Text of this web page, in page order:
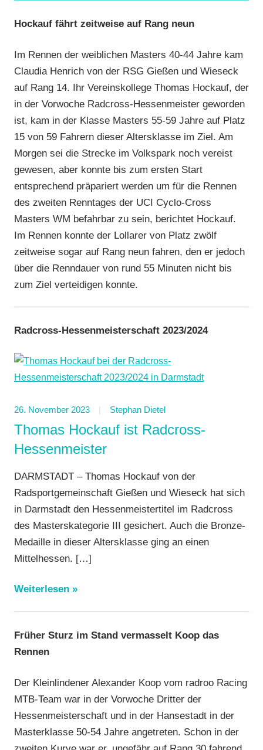
Hockauf fährt zeitweise auf Rang neun
Im Rennen der weiblichen Masters 40-44 Jahre kam
Claudia Henrich von der RSG Gießen und Wieseck
auf Rang 14. Ihr Vereinskollege Thomas Hockauf, der
in der Vorwoche Radcross-Hessenmeister geworden
ist, kam in der Klasse Masters 55-59 Jahre auf Platz
15 von 59 Fahrern dieser Altersklasse im Ziel. Am
Morgen sei die Strecke im Volkspark noch vereist
gewesen, aber konnte bis zum ersten Start
entsprechend präpariert werden um für die Rennen
des zweiten Renntages der UCI Cyclo-Cross
Masters WM befahrbar zu sein, berichtet Hockauf.
Im Rennen konnte der Lollarer von Platz zwölf
zeitweise sogar auf Rang neun fahren, den er jedoch
über die Renndauer von rund 55 Minuten nicht bis
zum Ziel verteidigen konnte.
Radcross-Hessenmeisterschaft 2023/2024
26. November 2023 Stephan Dietel
Thomas Hockauf ist Radcross-
Hessenmeister
DARMSTADT – Thomas Hockauf von der
Radsportgemeinschaft Gießen und Wieseck hat sich
in Darmstadt den Hessenmeistertitel im Radcross
des Masterskategorie III gesichert. Auch die Bronze-
Medaille in dieser Altersklasse ging an einen
Mittelhessen. […]
Weiterlesen
Früher Sturz im Stand vermasselt Koop das
Rennen
Der Kleinlindener Alexander Koop vom radroo Racing
MTB-Team war in der Vorwoche Dritter der
Hessenmeisterschaft und in der Hansestadt in der
Masterklasse 50-54 Jahre angetreten. Schon in der